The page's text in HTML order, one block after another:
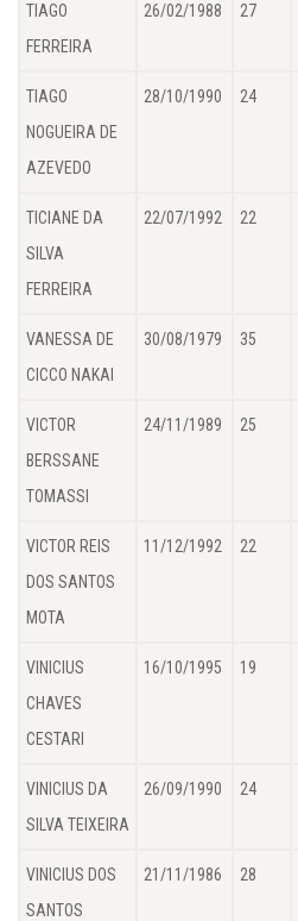
TIAGO
FERREIRA
26/02/1988 27
TIAGO
NOGUEIRA DE
AZEVEDO
28/10/1990 24
TICIANE DA
SILVA
FERREIRA
22/07/1992 22
VANESSA DE
CICCO NAKAI
30/08/1979 35
VICTOR
BERSSANE
TOMASSI
24/11/1989 25
VICTOR REIS
DOS SANTOS
MOTA
11/12/1992 22
VINICIUS
CHAVES
CESTARI
16/10/1995 19
VINICIUS DA
SILVA TEIXEIRA
26/09/1990 24
VINICIUS DOS
SANTOS
21/11/1986 28